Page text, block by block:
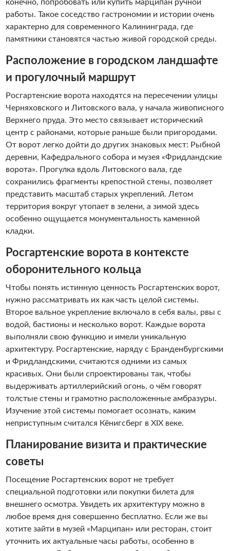
конечно, попробовать или купить марципан ручной
работы. Такое соседство гастрономии и истории очень
характерно для современного Калининграда, где
памятники становятся частью живой городской среды.
Расположение в городском ландшафте
и прогулочный маршрут
Росгартенские ворота находятся на пересечении улицы
Черняховского и Литовского вала, у начала живописного
Верхнего пруда. Это место связывает исторический
центр с районами, которые раньше были пригородами.
От ворот легко дойти до других знаковых мест: Рыбной
деревни, Кафедрального собора и музея «Фридландские
ворота». Прогулка вдоль Литовского вала, где
сохранились фрагменты крепостной стены, позволяет
представить масштаб старых укреплений. Летом
территория вокруг утопает в зелени, а зимой здесь
особенно ощущается монументальность каменной
кладки.
Росгартенские ворота в контексте
оборонительного кольца
Чтобы понять истинную ценность Росгартенских ворот,
нужно рассматривать их как часть целой системы.
Второе вальное укрепление включало в себя валы, рвы с
водой, бастионы и несколько ворот. Каждые ворота
выполняли свою функцию и имели уникальную
архитектуру. Росгартенские, наряду с Бранденбургскими
и Фридландскими, считаются одними из самых
красивых. Они были спроектированы так, чтобы
выдерживать артиллерийский огонь, о чём говорят
толстые стены и грамотно расположенные амбразуры.
Изучение этой системы помогает осознать, каким
неприступным считался Кёнигсберг в XIX веке.
Планирование визита и практические
советы
Посещение Росгартенских ворот не требует
специальной подготовки или покупки билета для
внешнего осмотра. Увидеть их архитектуру можно в
любое время дня совершенно бесплатно. Если же вы
хотите зайти в музей «Марципан» или ресторан, стоит
уточнить их актуальные часы работы, особенно в